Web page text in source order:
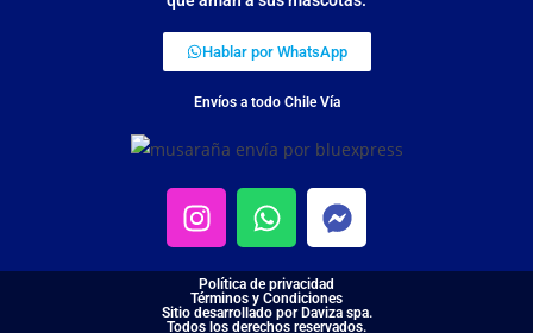
Hablar por WhatsApp
Envíos a todo Chile Vía
Política de privacidad
Términos y Condiciones
Sitio desarrollado por Daviza spa.
Todos los derechos reservados.